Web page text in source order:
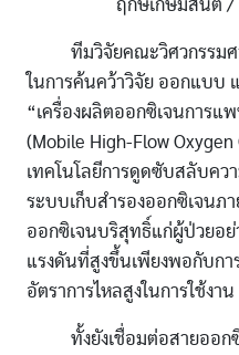
ฤกษ์เกษมสันติ์ /
ทีมวิจัยคณะวิศวกรรมศา
ในการค้นคว้าวิจัย ออกแบ
“เครื่องผลิตออกซิเจนการแ
(Mobile High-Flow
เทคโนโลยีการดูดซับสลับคว
ระบบเก็บสำรองออกซิเจนภ
ออกซิเจนบริสุทธิ์แก่ผู้ป่วยอย่
แรงดันที่สูงขึ้นเพียงพอกับกา
อัตราการไหลสูงในการใช้งาน
ทั้งยังเชื่อมต่อสายออกซิ